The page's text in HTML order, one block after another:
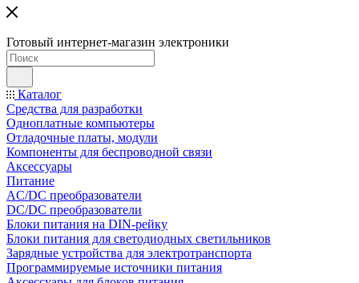
Готовый интернет-магазин электроники
Каталог
Средства для разработки
Одноплатные компьютеры
Отладочные платы, модули
Компоненты для беспроводной связи
Аксессуары
Питание
AC/DC преобразователи
DC/DC преобразователи
Блоки питания на DIN-рейку
Блоки питания для светодиодных светильников
Зарядные устройства для электротранспорта
Программируемые источники питания